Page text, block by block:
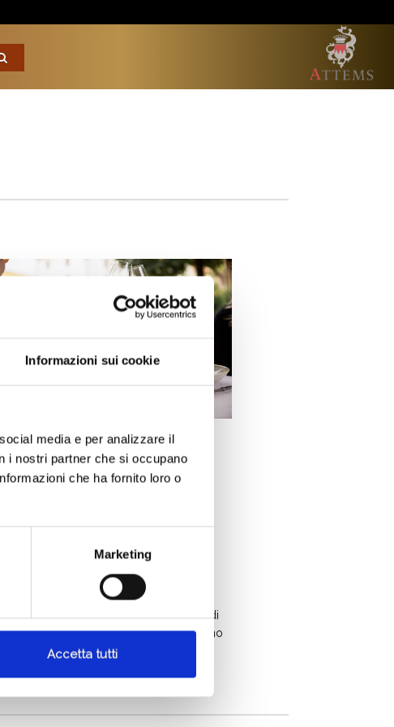
Informazioni sui cookie
media e per analizzare il
i nostri partner che si occupano
che ha fornito loro o
Marketing
Accetta tutti
06/2019
Se la Ribolla Gialla di Attems fosse una
sarebbe “Una musica può fare” di
Gazzè. Un autore italiano per un vitigno
autoctono. Una m